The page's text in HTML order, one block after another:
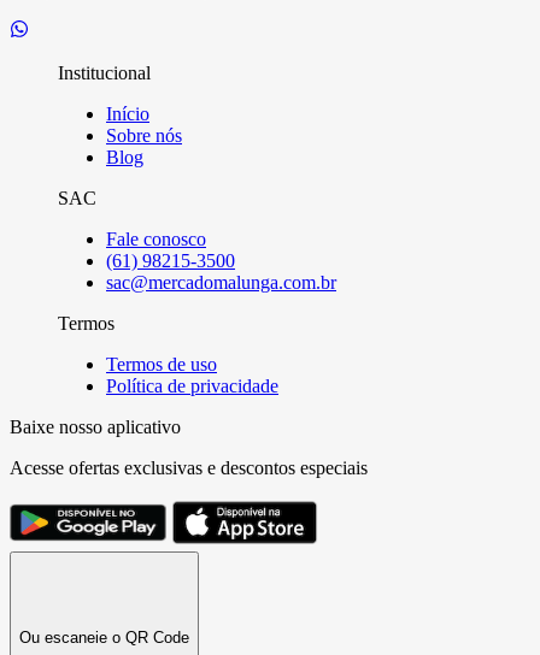
Institucional
Início
Sobre nós
Blog
SAC
Fale conosco
(61) 98215-3500
sac@mercadomalunga.com.br
Termos
Termos de uso
Política de privacidade
Baixe nosso aplicativo
Acesse ofertas exclusivas e descontos especiais
Ou escaneie o QR Code